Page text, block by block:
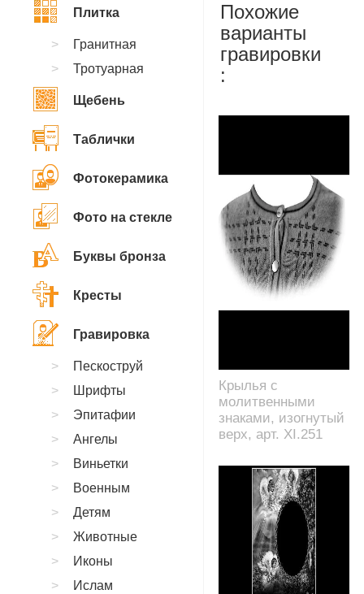
Похожие
варианты
гравировки
:
Крылья с
молитвенными
знаками, изогнутый
верх, арт. XI.251
Плитка
Гранитная
Тротуарная
Щебень
Таблички
Фотокерамика
Фото на стекле
Буквы бронза
Кресты
Гравировка
Пескоструй
Шрифты
Эпитафии
Ангелы
Виньетки
Военным
Детям
Животные
Иконы
Ислам